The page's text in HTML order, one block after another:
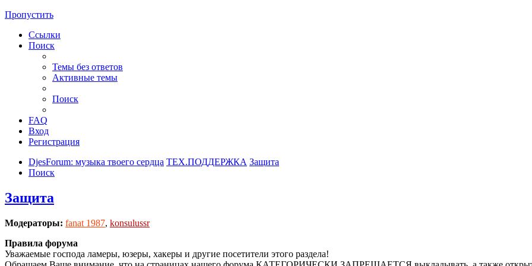
Пропустить
Ссылки
Поиск
Темы без ответов
Активные темы
Поиск
FAQ
Вход
Регистрация
DjesForum: музыка твоего сердца ТЕХ.ПОДДЕРЖКА Защита
Поиск
Защита
Модераторы: fanat 1987, konsulussr
Правила форума
Уважаемые господа ламеры, юзеры, хакеры и другие посетители этого раздела!